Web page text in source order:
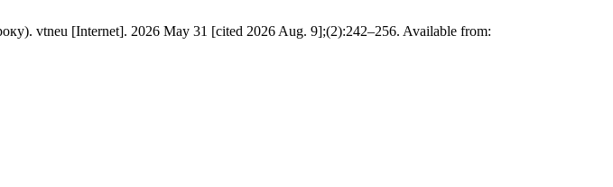
vtneu [Internet]. 2026 May 31 [cited 2026 Aug. 9];(2):242–256. Available from: